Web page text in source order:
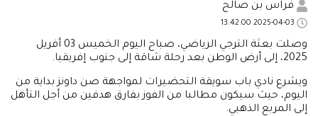
فراس بن صالح
وصلت بعثة الترجي الرياضي، صباح اليوم الخميس 03 أفريل
2025، إلى أرض الوطن بعد رحلة شاقة إلى جنوب إفريقيا.
ويشرع نادي باب سويقة التحضيرات لمواجهة صن داونز بداية من
اليوم، حيث سيكون مطالبا من الفوز بفارق هدفين من أجل التأهل
إلى المربع الذهبي.